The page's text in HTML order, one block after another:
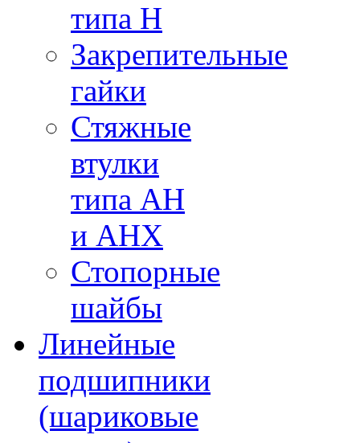
типа H
Закрепительные
гайки
Стяжные
втулки
типа AH
и AHX
Стопорные
шайбы
Линейные
подшипники
(шариковые